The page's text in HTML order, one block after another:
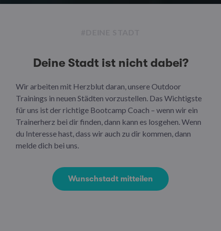
Deine Stadt ist nicht dabei?
Wir arbeiten mit Herzblut daran, unsere Outdoor
Trainings in neuen Städten vorzustellen. Das Wichtigste
für uns ist der richtige Bootcamp Coach – wenn wir ein
Trainerherz bei dir finden, dann kann es losgehen. Wenn
du Interesse hast, dass wir auch zu dir kommen, dann
melde dich bei uns.
Wunschstadt mitteilen